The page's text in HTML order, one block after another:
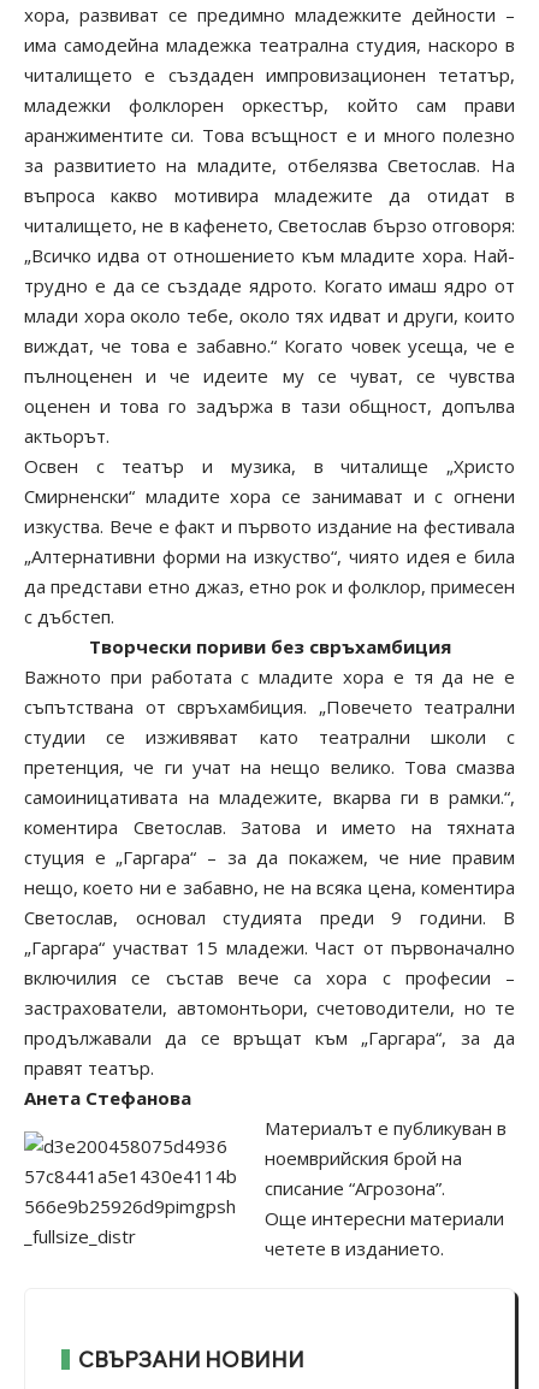
хора, развиват се предимно младежките дейности –
има самодейна младежка театрална студия, наскоро в
читалището е създаден импровизационен тетатър,
младежки фолклорен оркестър, който сам прави
аранжиментите си. Това всъщност е и много полезно
за развитието на младите, отбелязва Светослав. На
въпроса какво мотивира младежите да отидат в
читалището, не в кафенето, Светослав бързо отговоря:
„Всичко идва от отношението към младите хора. Най-
трудно е да се създаде ядрото. Когато имаш ядро от
млади хора около тебе, около тях идват и други, които
виждат, че това е забавно.“ Когато човек усеща, че е
пълноценен и че идеите му се чуват, се чувства
оценен и това го задържа в тази общност, допълва
актьорът.
Освен с театър и музика, в читалище „Христо
Смирненски“ младите хора се занимават и с огнени
изкуства. Вече е факт и първото издание на фестивала
„Алтернативни форми на изкуство“, чиято идея е била
да представи етно джаз, етно рок и фолклор, примесен
с дъбстеп.
Творчески пориви без свръхамбиция
Важното при работата с младите хора е тя да не е
съпътствана от свръхамбиция. „Повечето театрални
студии се изживяват като театрални школи с
претенция, че ги учат на нещо велико. Това смазва
самоиницативата на младежите, вкарва ги в рамки.“,
коментира Светослав. Затова и името на тяхната
стуция е „Гаргара“ – за да покажем, че ние правим
нещо, което ни е забавно, не на всяка цена, коментира
Светослав, основал студията преди 9 години. В
„Гаргара“ участват 15 младежи. Част от първоначално
включилия се състав вече са хора с професии –
застрахователи, автомонтьори, счетоводители, но те
продължавали да се връщат към „Гаргара“, за да
правят театър.
Анета Стефанова
Материалът е публикуван в
ноемврийския брой на
списание “Агрозона”.
Още интересни материали
четете в изданието.
СВЪРЗАНИ НОВИНИ